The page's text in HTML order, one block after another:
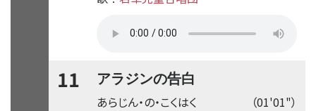
11 アラジンの告白
（01'01"）
あらじん・の・こくはく